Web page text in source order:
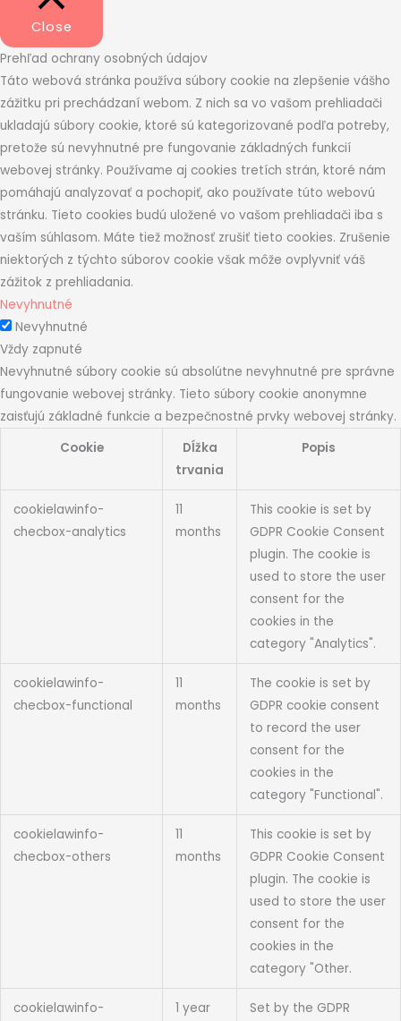
Close
Prehľad ochrany osobných údajov
Táto webová stránka používa súbory cookie na zlepšenie vášho
zážitku pri prechádzaní webom. Z nich sa vo vašom prehliadači
ukladajú súbory cookie, ktoré sú kategorizované podľa potreby,
pretože sú nevyhnutné pre fungovanie základných funkcií
webovej stránky. Používame aj cookies tretích strán, ktoré nám
pomáhajú analyzovať a pochopiť, ako používate túto webovú
stránku. Tieto cookies budú uložené vo vašom prehliadači iba s
vaším súhlasom. Máte tiež možnosť zrušiť tieto cookies. Zrušenie
niektorých z týchto súborov cookie však môže ovplyvniť váš
zážitok z prehliadania.
Nevyhnutné
Nevyhnutné
Vždy zapnuté
Nevyhnutné súbory cookie sú absolútne nevyhnutné pre správne
fungovanie webovej stránky. Tieto súbory cookie anonymne
zaisťujú základné funkcie a bezpečnostné prvky webovej stránky.
Cookie
Dĺžka
trvania
Popis
cookielawinfo-
checbox-analytics
11
months
This cookie is set by
GDPR Cookie Consent
plugin. The cookie is
used to store the user
consent for the
cookies in the
category "Analytics".
cookielawinfo-
checbox-functional
11
months
The cookie is set by
GDPR cookie consent
to record the user
consent for the
cookies in the
category "Functional".
cookielawinfo-
checbox-others
11
months
This cookie is set by
GDPR Cookie Consent
plugin. The cookie is
used to store the user
consent for the
cookies in the
category "Other.
cookielawinfo-
1 year
Set by the GDPR